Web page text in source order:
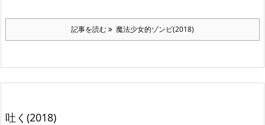
記事を読む 魔法少女的ゾンビ(2018)
吐く(2018)